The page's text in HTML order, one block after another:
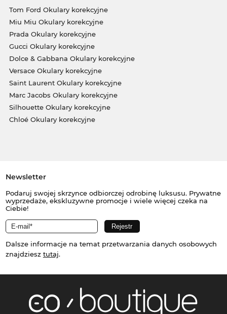
Tom Ford Okulary korekcyjne
Miu Miu Okulary korekcyjne
Prada Okulary korekcyjne
Gucci Okulary korekcyjne
Dolce & Gabbana Okulary korekcyjne
Versace Okulary korekcyjne
Saint Laurent Okulary korekcyjne
Marc Jacobs Okulary korekcyjne
Silhouette Okulary korekcyjne
Chloé Okulary korekcyjne
Newsletter
Podaruj swojej skrzynce odbiorczej odrobinę luksusu. Prywatne
wyprzedaże, ekskluzywne promocje i wiele więcej czeka na
Ciebie!
Dalsze informacje na temat przetwarzania danych osobowych
znajdziesz tutaj.